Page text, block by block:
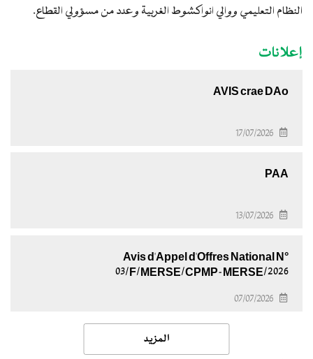
إعلانات
AVIS crae DAo
17/07/2026
PAA
13/07/2026
Avis d'Appel d'Offres National N°
03/F/MERSE/CPMP-MERSE/2026
07/07/2026
المزيد
النظام التعليمي ووالي انواكشوط الغربية وعدد من مسؤولي القطاع.